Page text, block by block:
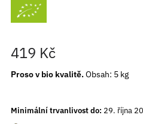
419 Kč
Proso v bio kvalitě.Obsah: 5 kg
Minimální trvanlivost do: 29. října